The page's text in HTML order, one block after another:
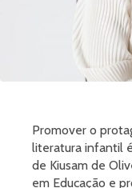
Promover o
literatura infantil
de Kiusam de
em Educação e